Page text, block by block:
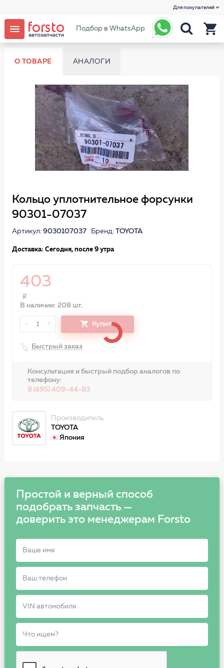
Для покупателей
Подбор в WhatsApp
О ТОВАРЕ АНАЛОГИ
Кольцо уплотнительное форсунки
90301-07037
Артикул: 9030107037Бренд: TOYOTA
Доставка: Сегодня, после 9 утра
403
В наличии: 208 шт.
- 1 + Купить
Быстрый заказ
Консультация и быстрый подбор аналогов по
телефону:
8 (495) 409-44-83
Производитель
TOYOTA
Япония
Простой и верный способ
подобрать запчасть —
доверить это менеджерам Forsto